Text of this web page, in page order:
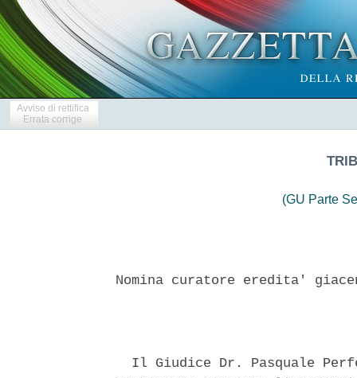
Avviso di rettifica
Errata corrige
(GU Parte
Nomina curatore eredita'
Il Giudice Dr. Pasquale